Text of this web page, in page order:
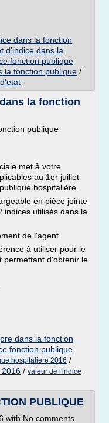
dans la fonction
d'indice dans la
fonction publique
la fonction publique /
la fonction
publique
met à votre
au 1er juillet
hospitalière.
en pièce jointe
indices utilisés dans la
de l'agent
à utiliser pour le
permettant d'obtenir le
dans la fonction
fonction publique
hospitaliere 2016 /
2016 / valeur de l'indice
PUBLIQUE
with No comments